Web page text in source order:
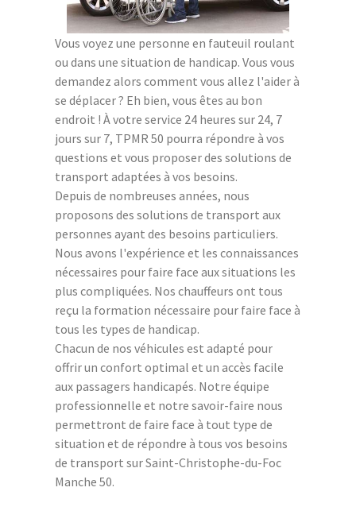
Vous voyez une personne en fauteuil roulant
ou dans une situation de handicap. Vous vous
demandez alors comment vous allez l'aider à
se déplacer ? Eh bien, vous êtes au bon
endroit ! À votre service 24 heures sur 24, 7
jours sur 7, TPMR 50 pourra répondre à vos
questions et vous proposer des solutions de
transport adaptées à vos besoins.
Depuis de nombreuses années, nous
proposons des solutions de transport aux
personnes ayant des besoins particuliers.
Nous avons l'expérience et les connaissances
nécessaires pour faire face aux situations les
plus compliquées. Nos chauffeurs ont tous
reçu la formation nécessaire pour faire face à
tous les types de handicap.
Chacun de nos véhicules est adapté pour
offrir un confort optimal et un accès facile
aux passagers handicapés. Notre équipe
professionnelle et notre savoir-faire nous
permettront de faire face à tout type de
situation et de répondre à tous vos besoins
de transport sur Saint-Christophe-du-Foc
Manche 50.